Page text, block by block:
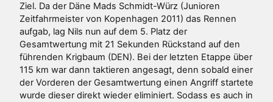
Ziel. Da der Däne Mads Schmidt-Würz (Junioren
Zeitfahrmeister von Kopenhagen 2011) das Rennen
aufgab, lag Nils nun auf dem 5. Platz der
Gesamtwertung mit 21 Sekunden Rückstand auf den
führenden Krigbaum (DEN). Bei der letzten Etappe über
115 km war dann taktieren angesagt, denn sobald einer
der Vorderen der Gesamtwertung einen Angriff startete
wurde dieser direkt wieder eliminiert. Sodass es auch in